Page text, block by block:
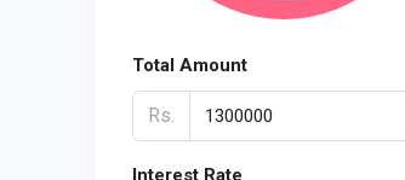
Total Amount
Rs.
Interest Rate